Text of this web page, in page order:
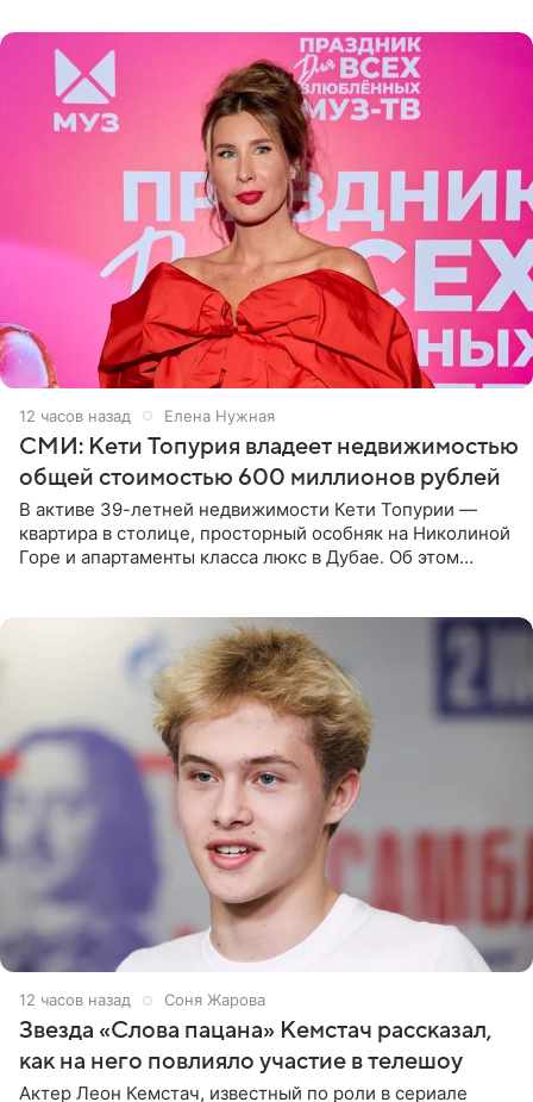
12 часов назад Елена Нужная
СМИ: Кети Топурия владеет недвижимостью
общей стоимостью 600 миллионов рублей
В активе 39-летней недвижимости Кети Топурии —
квартира в столице, просторный особняк на Николиной
Горе и апартаменты класса люкс в Дубае. Об этом
13 часов назад Соня Жарова
Звезда «Слова пацана» Кемстач рассказал,
как на него повлияло участие в телешоу
Актер Леон Кемстач, известный по роли в сериале